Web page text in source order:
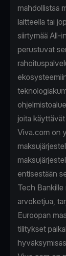
mahdollistaa
laitteella tai
siirtymää All-
perustuvat
joita
Viva.com on
entisestään
Tech
arvoketjua,
Euroopan
tilitykset